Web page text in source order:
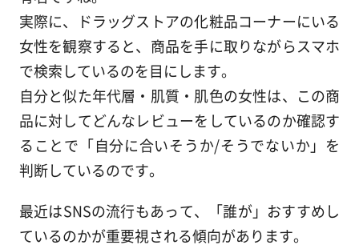
実際に、ドラッグストアの化粧品コーナーにいる
女性を観察すると、商品を手に取りながらスマホ
で検索しているのを目にします。
自分と似た年代層・肌質・肌色の女性は、この商
品に対してどんなレビューをしているのか確認す
ることで「自分に合いそうか/そうでないか」を
判断しているのです。
最近はSNSの流行もあって、「誰が」おすすめし
ているのかが重要視される傾向があります。